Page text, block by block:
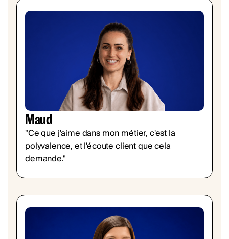
Maud
"Ce que j'aime dans mon métier, c'est la
polyvalence, et l'écoute client que cela
demande."